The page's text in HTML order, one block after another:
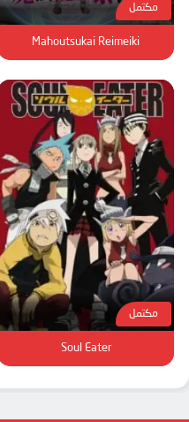
مكتمل
Mahoutsukai Reimeiki
مكتمل
Soul Eater